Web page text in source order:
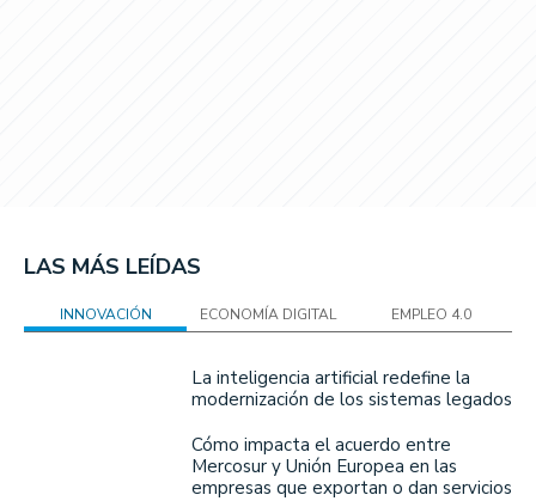
LAS MÁS LEÍDAS
INNOVACIÓN ECONOMÍA DIGITAL EMPLEO 4.0
La inteligencia artificial redefine la
modernización de los sistemas legados
Cómo impacta el acuerdo entre
Mercosur y Unión Europea en las
empresas que exportan o dan servicios